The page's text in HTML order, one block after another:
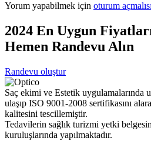
Yorum yapabilmek için oturum
2024 En Uygun
Hemen Randevu Alın
Randevu oluştur
Saç ekimi ve Estetik uygulamalarında
ulaşıp ISO 9001-2008 sertifikasını
kalitesini tescillemiştir.
Tedavilerin sağlık turizmi yetki
kuruluşlarında yapılmaktadır.